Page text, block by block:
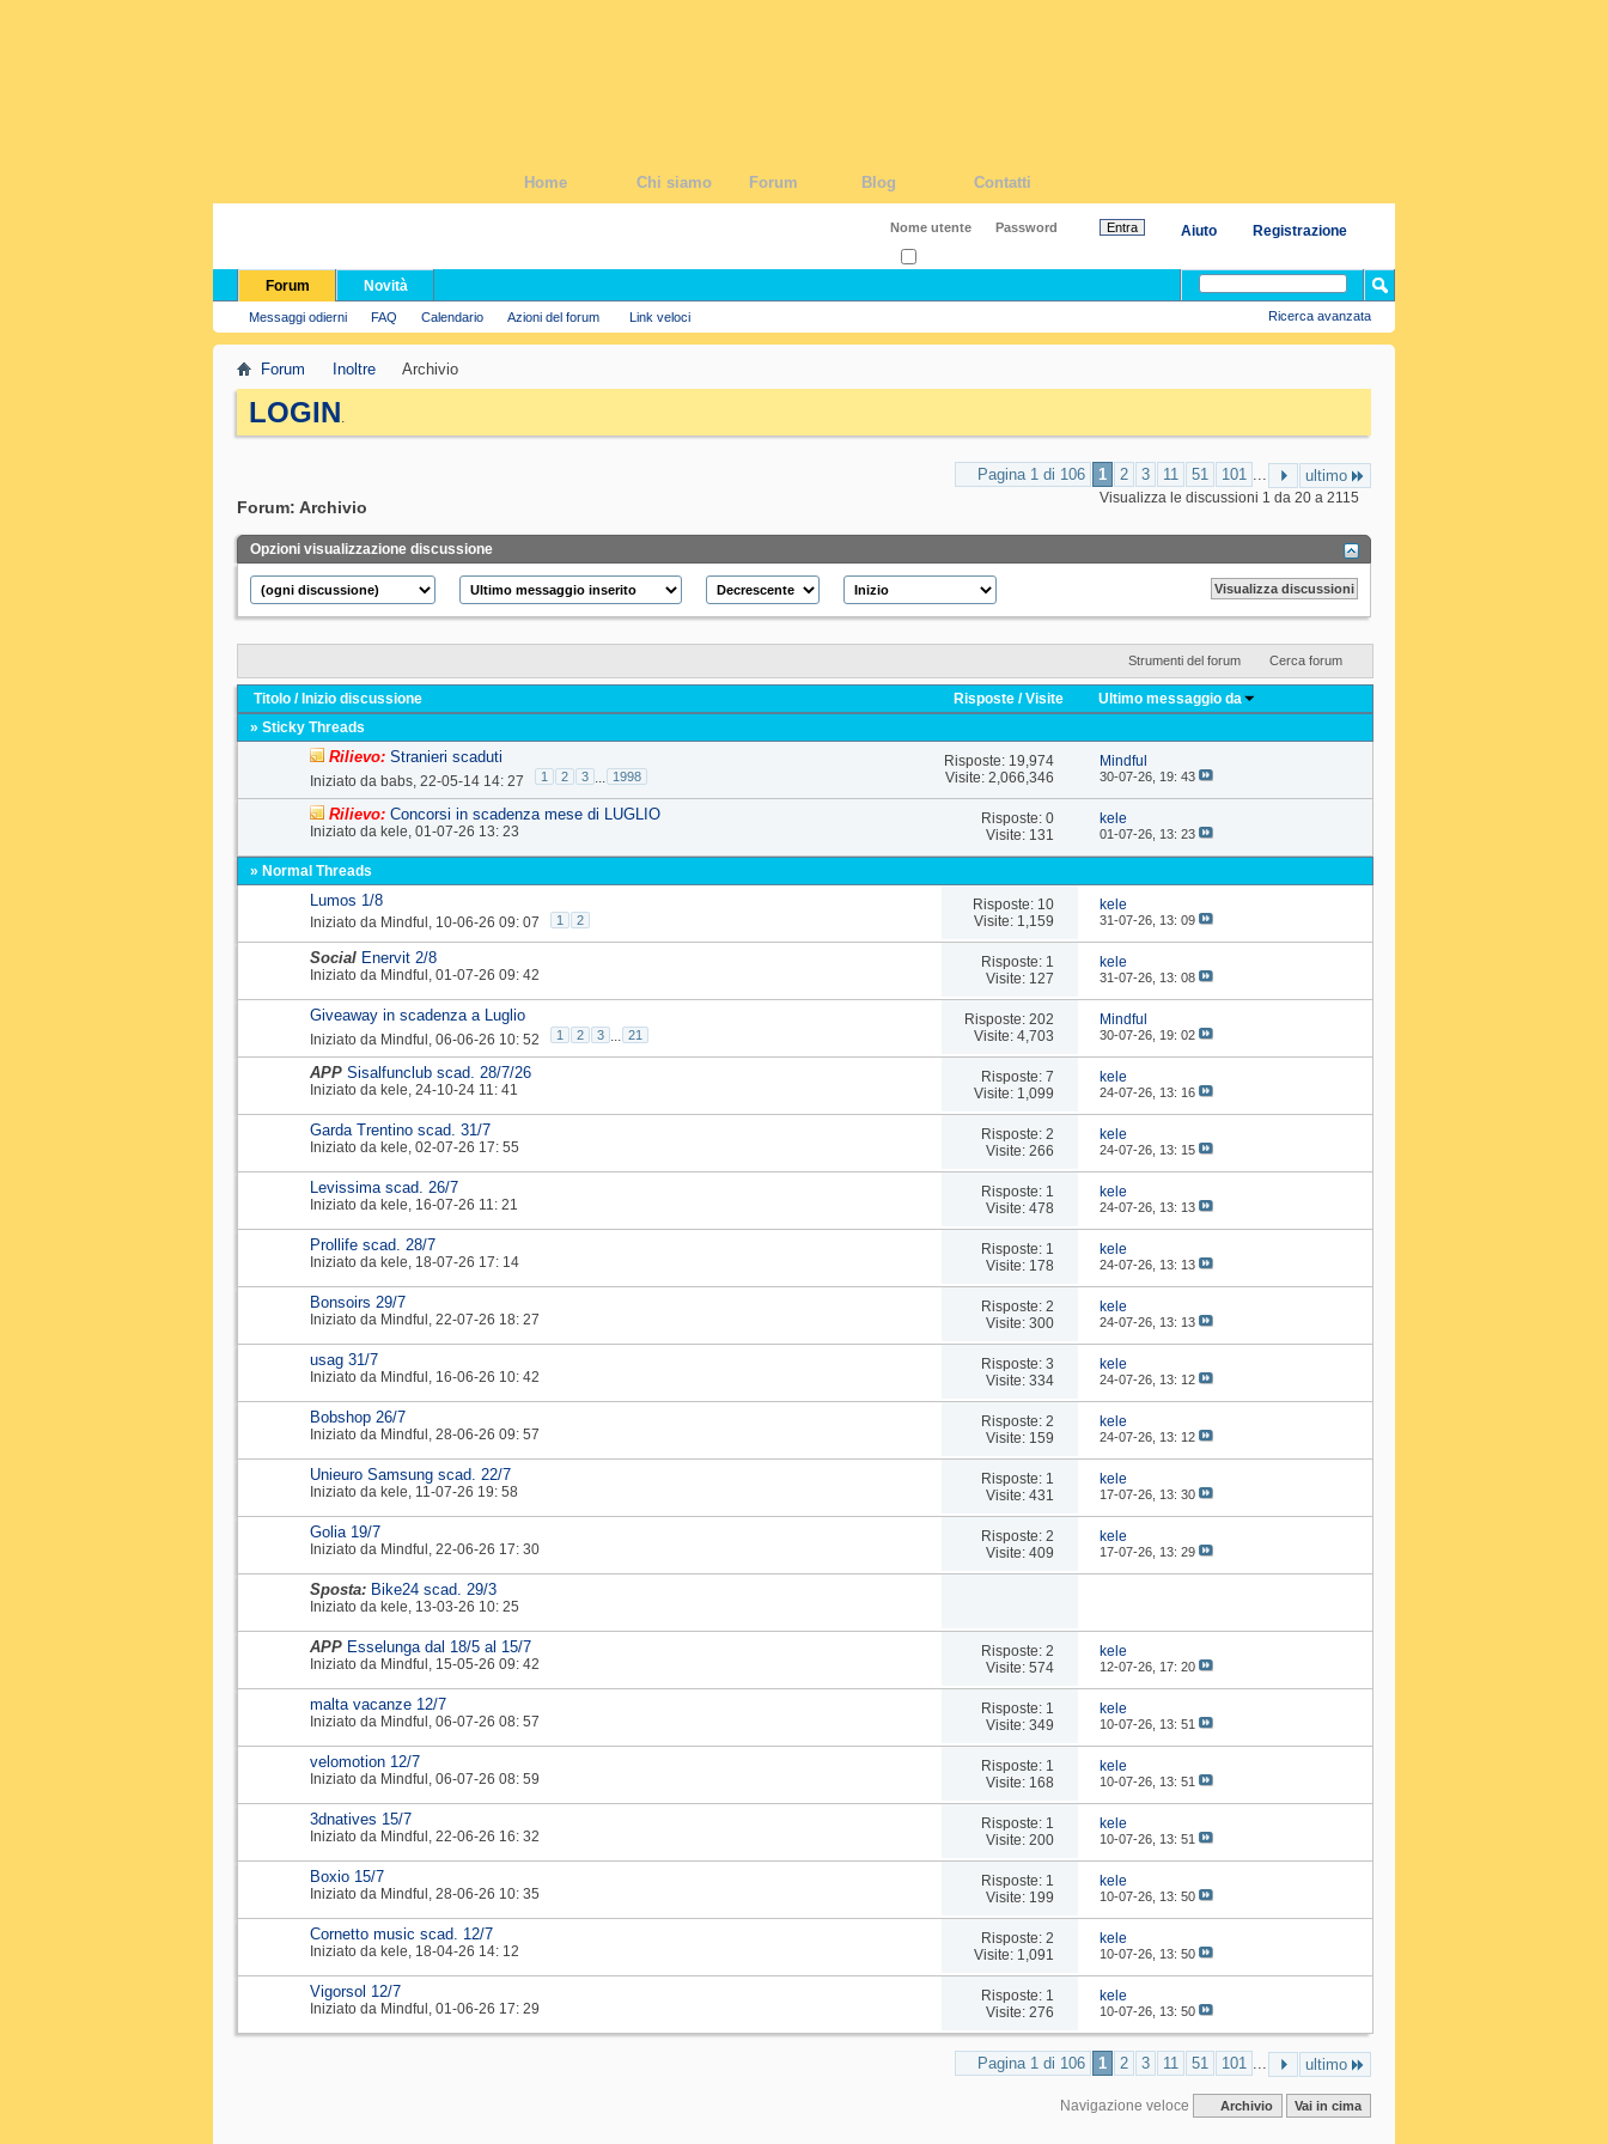
Home Chi siamo Forum Blog Contatti
Registrazione
Aiuto
Forum
Messaggi odierni FAQ Calendario Azioni del forum Link veloci
Novità
Ricerca avanzata
Forum Inoltre Archivio
LOGIN.
Pagina 1 di 106 1 2 3 11 51 101 ... ultimo
Visualizza le discussioni 1 da 20 a 2115
Forum: Archivio
Opzioni visualizzazione discussione
Strumenti del forum Cerca forum
Titolo /Inizio discussione Risposte/Visite
Ultimo messaggio da
» Sticky Threads
Rilievo: Stranieri scaduti
Iniziato da babs‎, 22-05-14 14: 27 1 2 3 ... 1998
Risposte: 19,974
Visite: 2,066,346
Mindful
30-07-26, 19: 43
Rilievo: Concorsi in scadenza mese di LUGLIO
Iniziato da kele‎, 01-07-26 13: 23
Risposte: 0
Visite: 131
kele
01-07-26, 13: 23
» Normal Threads
Lumos 1/8
Iniziato da Mindful‎, 10-06-26 09: 07 1 2
Risposte: 10
Visite: 1,159
kele
31-07-26, 13: 09
Social Enervit 2/8
Iniziato da Mindful‎, 01-07-26 09: 42
Risposte: 1
Visite: 127
kele
31-07-26, 13: 08
Giveaway in scadenza a Luglio
Iniziato da Mindful‎, 06-06-26 10: 52 1 2 3 ... 21
Risposte: 202
Visite: 4,703
Mindful
30-07-26, 19: 02
APP Sisalfunclub scad. 28/7/26
Iniziato da kele‎, 24-10-24 11: 41
Risposte: 7
Visite: 1,099
kele
24-07-26, 13: 16
Garda Trentino scad. 31/7
Iniziato da kele‎, 02-07-26 17: 55
Risposte: 2
Visite: 266
kele
24-07-26, 13: 15
Levissima scad. 26/7
Iniziato da kele‎, 16-07-26 11: 21
Risposte: 1
Visite: 478
kele
24-07-26, 13: 13
Prollife scad. 28/7
Iniziato da kele‎, 18-07-26 17: 14
Risposte: 1
Visite: 178
kele
24-07-26, 13: 13
Bonsoirs 29/7
Iniziato da Mindful‎, 22-07-26 18: 27
Risposte: 2
Visite: 300
kele
24-07-26, 13: 13
usag 31/7
Iniziato da Mindful‎, 16-06-26 10: 42
Risposte: 3
Visite: 334
kele
24-07-26, 13: 12
Bobshop 26/7
Iniziato da Mindful‎, 28-06-26 09: 57
Risposte: 2
Visite: 159
kele
24-07-26, 13: 12
Unieuro Samsung scad. 22/7
Iniziato da kele‎, 11-07-26 19: 58
Risposte: 1
Visite: 431
kele
17-07-26, 13: 30
Golia 19/7
Iniziato da Mindful‎, 22-06-26 17: 30
Risposte: 2
Visite: 409
kele
17-07-26, 13: 29
Sposta: Bike24 scad. 29/3
Iniziato da kele‎, 13-03-26 10: 25
APP Esselunga dal 18/5 al 15/7
Iniziato da Mindful‎, 15-05-26 09: 42
Risposte: 2
Visite: 574
kele
12-07-26, 17: 20
malta vacanze 12/7
Iniziato da Mindful‎, 06-07-26 08: 57
Risposte: 1
Visite: 349
kele
10-07-26, 13: 51
velomotion 12/7
Iniziato da Mindful‎, 06-07-26 08: 59
Risposte: 1
Visite: 168
kele
10-07-26, 13: 51
3dnatives 15/7
Iniziato da Mindful‎, 22-06-26 16: 32
Risposte: 1
Visite: 200
kele
10-07-26, 13: 51
Boxio 15/7
Iniziato da Mindful‎, 28-06-26 10: 35
Risposte: 1
Visite: 199
kele
10-07-26, 13: 50
Cornetto music scad. 12/7
Iniziato da kele‎, 18-04-26 14: 12
Risposte: 2
Visite: 1,091
kele
10-07-26, 13: 50
Vigorsol 12/7
Iniziato da Mindful‎, 01-06-26 17: 29
Risposte: 1
Visite: 276
kele
10-07-26, 13: 50
Pagina 1 di 106 1 2 3 11 51 101 ultimo
Navigazione veloce Archivio Vai in cima